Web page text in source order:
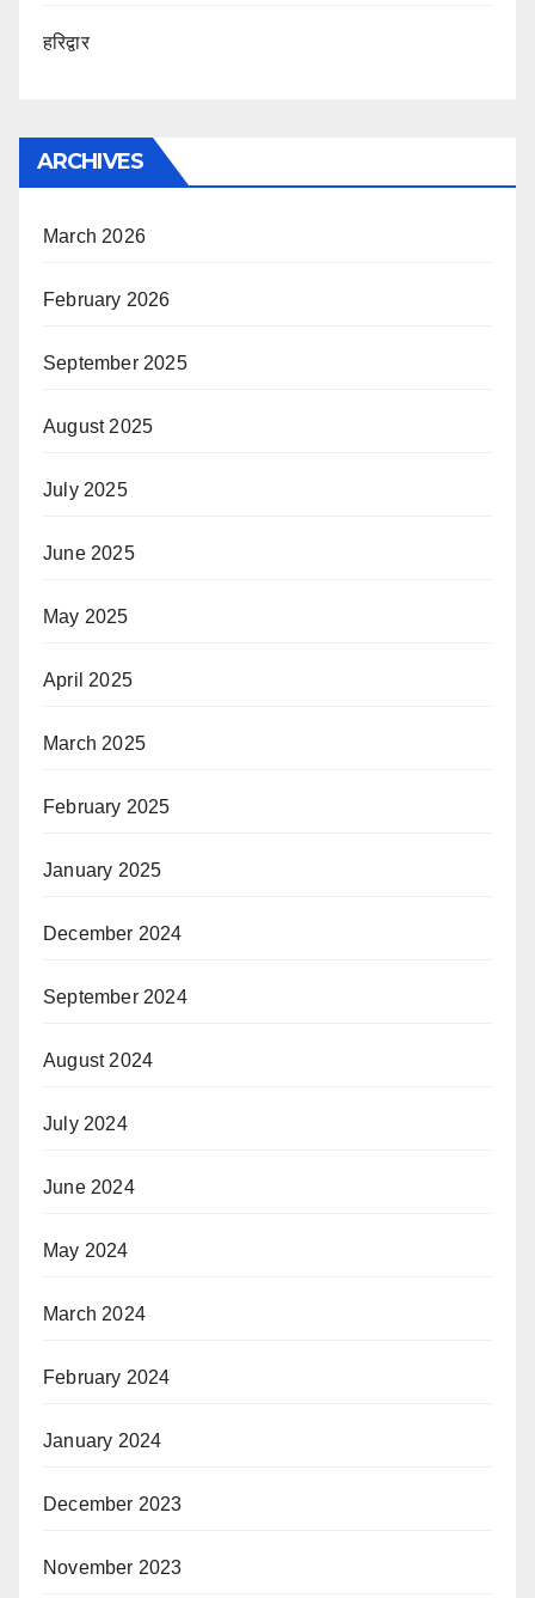
हरिद्वार
ARCHIVES
March 2026
February 2026
September 2025
August 2025
July 2025
June 2025
May 2025
April 2025
March 2025
February 2025
January 2025
December 2024
September 2024
August 2024
July 2024
June 2024
May 2024
March 2024
February 2024
January 2024
December 2023
November 2023